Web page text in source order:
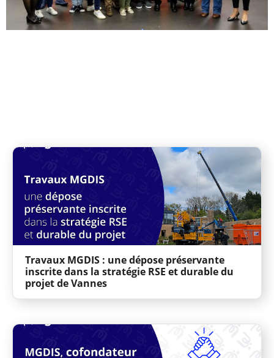
Travaux MGDIS : une dépose préservante
inscrite dans la stratégie RSE et durable du
projet de Vannes